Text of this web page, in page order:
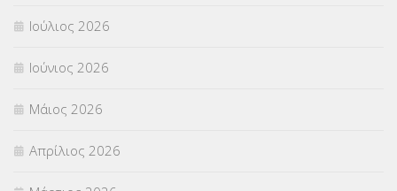
ΠΑΝΕΛΛΑΔΙΚΕΣ ΕΞΕΤΑΣΕΙΣ
ΠΡΟΚΗΡΥΞΕΙΣ
ΣΕΜΙΝΑΡΙΑ – ΗΜΕΡΙΔΕΣ
ΣΕΠ(50)
Ιούλιος 2026
Ιούνιος 2026
Μάιος 2026
Απρίλιος 2026